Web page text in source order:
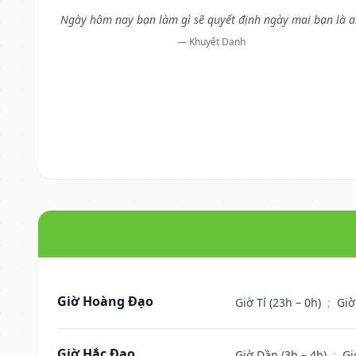
Ngày hôm nay bạn làm gì sẽ quyết định ngày mai bạn là
— Khuyết Danh
Giờ Hoàng Đạo Giờ Tí (23h – 0h) ;